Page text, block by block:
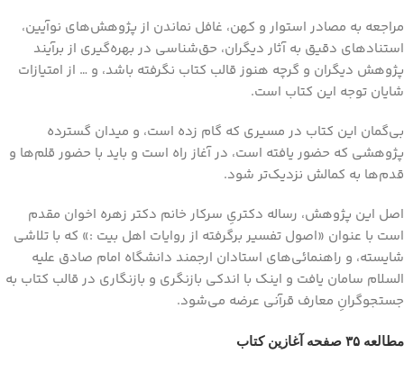
مراجعه به مصادر استوار و کهن، غافل نماندن از پژوهش‌های نوآیین،
استنادهای دقیق به آثار دیگران، حق‌شناسی در بهره‌گیری از برآیند
پژوهش دیگران و گرچه هنوز قالب کتاب نگرفته باشد، و … از امتیازات
شایان توجه این کتاب است.
بی‌گمان این کتاب در مسیری که گام زده است، و میدان گسترده
پژوهشی که حضور یافته است، در آغاز راه است و باید با حضور قلم‌ها و
قدم‌ها به کمالش نزدیک‌تر شود.
اصل این پژوهش، رساله دکتریِ سرکار خانم دکتر زهره اخوان مقدم
است با عنوان «اصول تفسیر برگرفته از روایات اهل بیت :» که با تلاشی
شایسته، و راهنمائی‌های استادان ارجمند دانشگاه امام صادق علیه
السلام سامان یافت و اینک با اندکی بازنگری و بازنگاری در قالب کتاب به
جستجوگرانِ معارف قرآنی عرضه می‌شود.
مطالعه ۳۵ صفحه آغازین کتاب